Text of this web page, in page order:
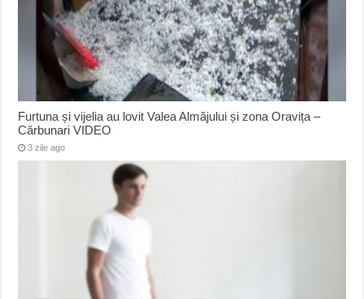
Furtuna și vijelia au lovit Valea Almăjului și zona Oravița –
Cărbunari VIDEO
3 zile ago